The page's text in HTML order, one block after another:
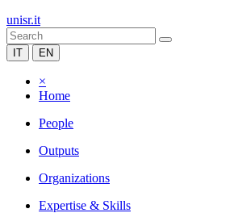
unisr.it
IT EN
×
Home
People
Outputs
Organizations
Expertise & Skills